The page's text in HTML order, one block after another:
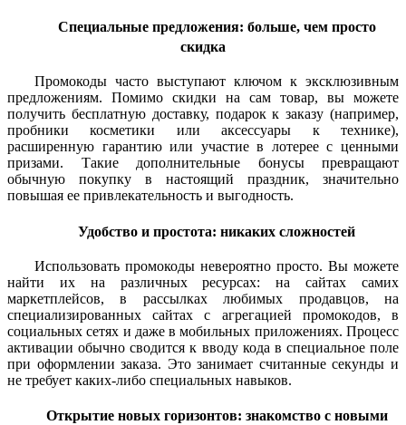
Специальные предложения: больше, чем просто
скидка
Промокоды часто выступают ключом к эксклюзивным
предложениям. Помимо скидки на сам товар, вы можете
получить бесплатную доставку, подарок к заказу (например,
пробники косметики или аксессуары к технике),
расширенную гарантию или участие в лотерее с ценными
призами. Такие дополнительные бонусы превращают
обычную покупку в настоящий праздник, значительно
повышая ее привлекательность и выгодность.
Удобство и простота: никаких сложностей
Использовать промокоды невероятно просто. Вы можете
найти их на различных ресурсах: на сайтах самих
маркетплейсов, в рассылках любимых продавцов, на
специализированных сайтах с агрегацией промокодов, в
социальных сетях и даже в мобильных приложениях. Процесс
активации обычно сводится к вводу кода в специальное поле
при оформлении заказа. Это занимает считанные секунды и
не требует каких-либо специальных навыков.
Открытие новых горизонтов: знакомство с новыми